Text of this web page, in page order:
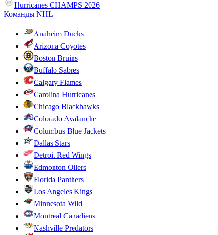
Hurricanes CHAMPS 2026
Команды NHL
Anaheim Ducks
Arizona Coyotes
Boston Bruins
Buffalo Sabres
Calgary Flames
Carolina Hurricanes
Chicago Blackhawks
Colorado Avalanche
Columbus Blue Jackets
Dallas Stars
Detroit Red Wings
Edmonton Oilers
Florida Panthers
Los Angeles Kings
Minnesota Wild
Montreal Canadiens
Nashville Predators